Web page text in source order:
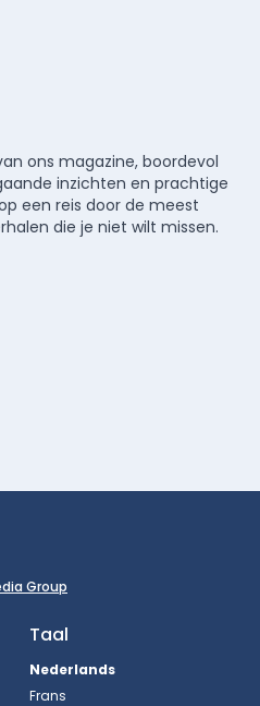
ons magazine, boordevol
inzichten en prachtige
een reis door de meest
die je niet wilt missen.
Group
Taal
Nederlands
Frans